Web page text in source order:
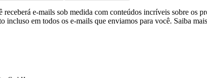
receberá e-mails sob medida com conteúdos incríveis sobre os
incluso em todos os e-mails que enviamos para você. Saiba